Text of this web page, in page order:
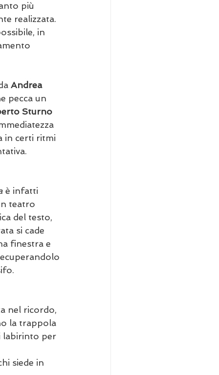
più
realizzata.
in
Andrea
pecca un
Sturno
in certi ritmi
è infatti
teatro
del testo,
si cade
finestra e
nel ricordo,
la trappola
labirinto per
siede in